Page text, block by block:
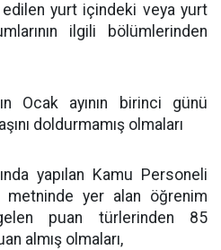
edilen yurt içindeki veya yurt
ilgili bölümlerinden
Ocak ayının birinci günü
doldurmamış olmaları
yapılan Kamu Personeli
metninde yer alan öğrenim
puan türlerinden 85
almış olmaları,